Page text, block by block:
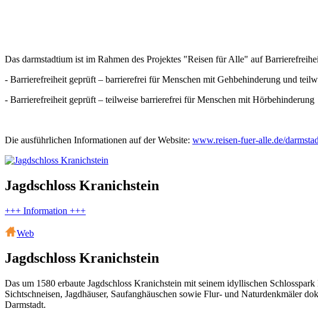
Das darmstadtium ist im Rahmen des Projektes "Reisen für Alle" auf
- Barrierefreiheit geprüft – barrierefrei für Menschen mit Gehbehinderung und
- Barrierefreiheit geprüft – teilweise barrierefrei für Menschen mit Hörbehinderung
Die ausführlichen Informationen auf der Website: www.reisen-fuer-alle.de/
Jagdschloss Kranichstein
+++ Information +++
Web
Jagdschloss Kranichstein
Das um 1580 erbaute Jagdschloss Kranichstein mit seinem idyllischen
Sichtschneisen, Jagdhäuser, Saufanghäuschen sowie Flur- und Naturdenkmäler
Darmstadt.